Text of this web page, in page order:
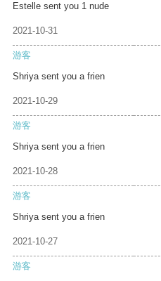
Estelle sent you 1 nude
2021-10-31
游客
Shriya sent you a frien
2021-10-29
游客
Shriya sent you a frien
2021-10-28
游客
Shriya sent you a frien
2021-10-27
游客